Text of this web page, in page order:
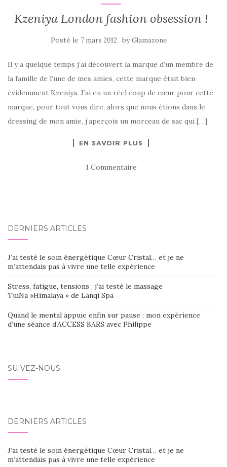
Kzeniya London fashion obsession !
Posté le 7 mars 2012 byGlamazone
Il y a quelque temps j’ai découvert la marque d’un membre de
la famille de l’une de mes amies, cette marque était bien
évidemment Kzeniya. J’ai eu un réel coup de cœur pour cette
marque, pour tout vous dire, alors que nous étions dans le
dressing de mon amie, j’aperçois un morceau de sac qui […]
EN SAVOIR PLUS
1 Commentaire
DERNIERS ARTICLES
J’ai testé le soin énergétique Cœur Cristal… et je ne
m’attendais pas à vivre une telle expérience
Stress, fatigue, tensions : j’ai testé le massage
TuiNa »Himalaya » de Lanqi Spa
Quand le mental appuie enfin sur pause : mon expérience
d’une séance d’ACCESS BARS avec Philippe
SUIVEZ-NOUS
DERNIERS ARTICLES
J’ai testé le soin énergétique Cœur Cristal… et je ne
m’attendais pas à vivre une telle expérience